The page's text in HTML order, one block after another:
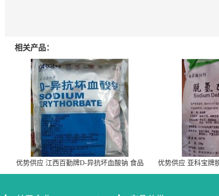
相关产品：
优势供应 江西百勤牌D-异抗坏血酸钠 食品
级抗氧化剂
优势供应 亚科宝牌